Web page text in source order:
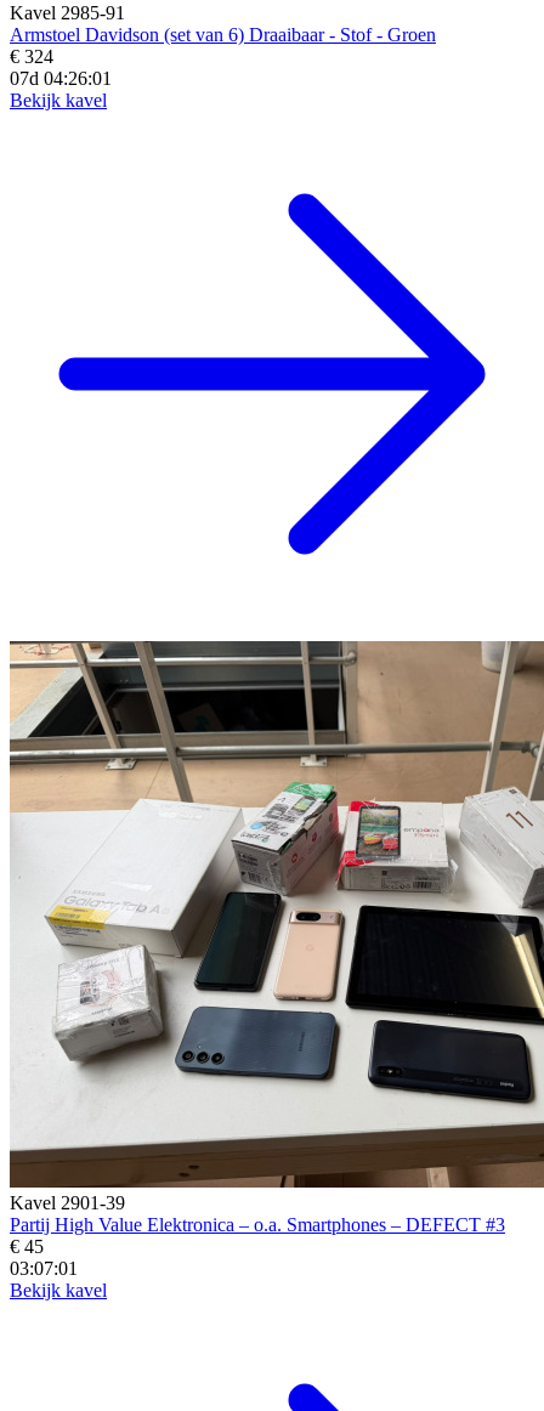
Kavel 2985-91
Armstoel Davidson (set van 6) Draaibaar - Stof - Groen
€ 324
07d 04:25:59
Bekijk kavel
Kavel 2901-39
Partij High Value Elektronica – o.a. Smartphones – DEFECT #3
€ 45
03:06:59
Bekijk kavel